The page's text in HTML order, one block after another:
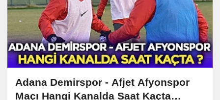
Adana Demirspor - Afjet Afyonspor
Maçı Hangi Kanalda Saat Kaçta